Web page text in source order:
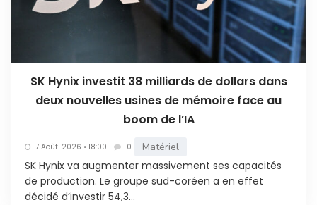
SK Hynix investit 38 milliards de dollars dans
deux nouvelles usines de mémoire face au
boom de l’IA
7 Août. 2026 • 18:00 0 Matériel
SK Hynix va augmenter massivement ses capacités
de production. Le groupe sud-coréen a en effet
décidé d’investir 54,3...